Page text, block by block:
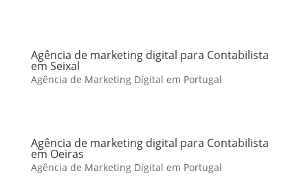
Agência de marketing digital para Contabilista
em Seixal
Agência de Marketing Digital em Portugal
Agência de marketing digital para Contabilista
em Oeiras
Agência de Marketing Digital em Portugal